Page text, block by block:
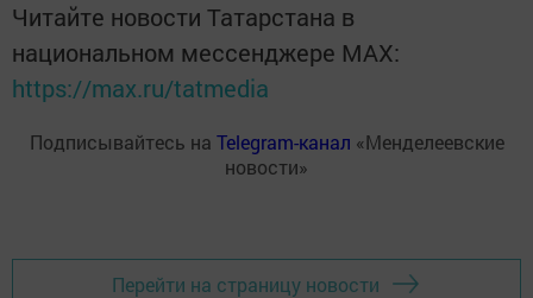
Читайте новости Татарстана в
национальном мессенджере MАХ:
https://max.ru/tatmedia
Подписывайтесь на Telegram-канал «Менделеевские
новости»
Перейти на страницу новости